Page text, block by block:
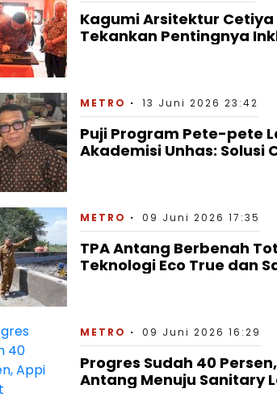
Kagumi Arsitektur Cetiya
Tekankan Pentingnya
METRO 13 Juni 2026 23:42
Puji Program Pete-pete
Akademisi Unhas: Solusi
METRO 09 Juni 2026 17:35
TPA Antang Berbenah
Teknologi Eco True dan
METRO 09 Juni 2026 16:29
Progres Sudah 40
Antang Menuju Sanitary